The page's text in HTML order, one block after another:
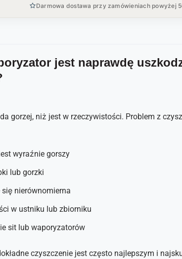
Darmowa dostawa przy zamówieniach powyżej
jest naprawdę
gorzej, niż jest w rzeczywistości. Problem z
wyraźnie gorszy
lub gorzki
nierównomierna
w ustniku lub zbiorniku
sit lub waporyzatorów
czyszczenie jest często najlepszym i